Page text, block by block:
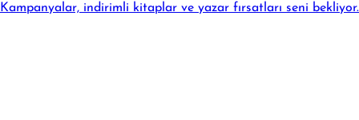
Kampanyalar, indirimli kitaplar ve yazar fırsatları seni bekliyor.